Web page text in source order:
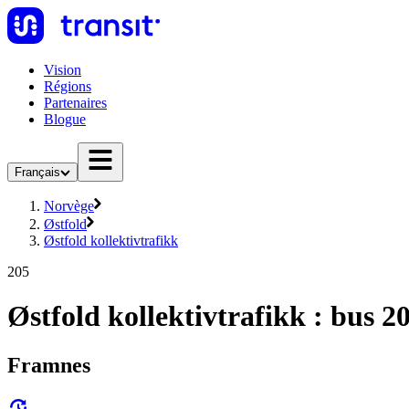
Vision
Régions
Partenaires
Blogue
Français
Norvège
Østfold
Østfold kollektivtrafikk
205
Østfold kollektivtrafikk : bus
Framnes